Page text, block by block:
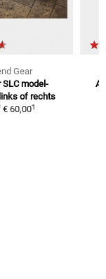
Gear
SLC model-
of rechts
€ 60,001